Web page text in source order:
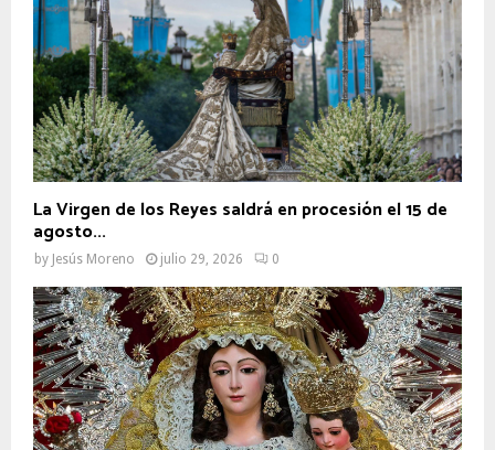
La Virgen de los Reyes saldrá en procesión el 15 de
agosto...
by Jesús Moreno julio 29, 2026 0